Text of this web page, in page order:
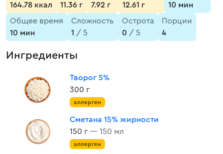
164.78 ккал
11.36 г
7.92 г
12.61 г
10 мин
Общее время
10 мин
Сложность
1 / 5
Острота
0 / 5
Порции
4
Ингредиенты
Творог 5%
300 г
аллерген
Сметана 15% жирности
150 г — 150 мл
аллерген